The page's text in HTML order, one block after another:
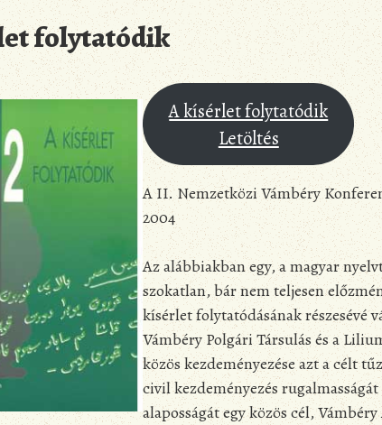
folytatódik
A kísérlet folytatódik
Letöltés
A II. Nemzetközi Vámbéry
2004
Az alábbiakban egy, a magyar
szokatlan, bár nem teljesen
kísérlet folytatódásának részesévé
Vámbéry Polgári Társulás és a
közös kezdeményezése azt a célt
civil kezdeményezés
alaposságát egy közös cél,